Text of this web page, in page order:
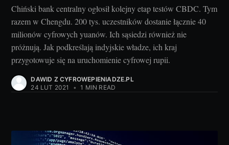
Chiński bank centralny ogłosił kolejny etap testów CBDC. Tym
razem w Chengdu. 200 tys. uczestników dostanie łącznie 40
milionów cyfrowych yuanów. Ich sąsiedzi również nie
próżnują. Jak podkreślają indyjskie władze, ich kraj
przygotowuje się na uruchomienie cyfrowej rupii.
DAWID Z CYFROWEPIENIADZE.PL
24 LUT 2021
• 1 MIN READ